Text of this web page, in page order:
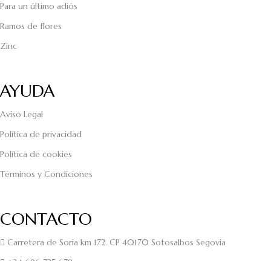
Para un último adiós
Ramos de flores
Zinc
AYUDA
Aviso Legal
Política de privacidad
Política de cookies
Términos y Condiciones
CONTACTO
Carretera de Soria km 172. CP 40170 Sotosalbos Segovia